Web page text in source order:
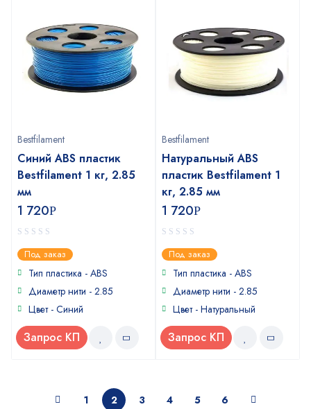
Bestfilament
Синий ABS пластик
Bestfilament 1 кг, 2.85
мм
1 720Р
0
out
of
Под заказ
Тип пластика - ABS
Диаметр нити - 2.85
Цвет - Синий
Запрос КП
Bestfilament
Натуральный ABS
пластик Bestfilament 1
кг, 2.85 мм
1 720Р
0
out
of
Под заказ
Тип пластика - ABS
Диаметр нити - 2.85
Цвет - Натуральный
Запрос КП
1 2 3 4 5 6